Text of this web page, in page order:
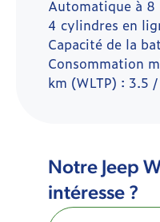
Automatique à 8
4 cylindres en
Capacité de la
Consommation
km (WLTP) : 3.5
Notre Jeep
intéresse ?